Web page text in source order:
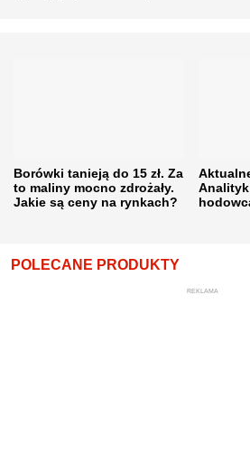
Borówki tanieją do 15 zł. Za
to maliny mocno zdrożały.
Jakie są ceny na rynkach?
POLECANE PRODUKTY
REKLAMA